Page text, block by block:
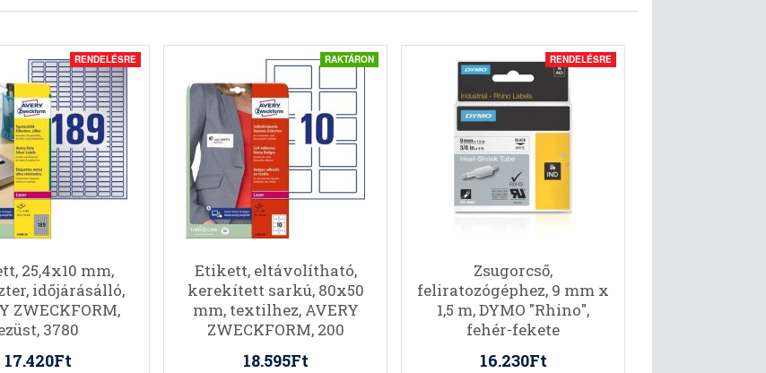
RENDELÉSRE
25,4x10 mm,
időjárásálló,
ZWECKFORM,
3780
csomag
17.420Ft
RAKTÁRON
Etikett, eltávolítható,
kerekített sarkú, 80x50
mm, textilhez, AVERY
ZWECKFORM, 200
etikett/csomag
18.595Ft
RENDELÉSRE
Zsugorcső,
feliratozógéphez, 9 mm x
1,5 m, DYMO "Rhino",
fehér-fekete
16.230Ft